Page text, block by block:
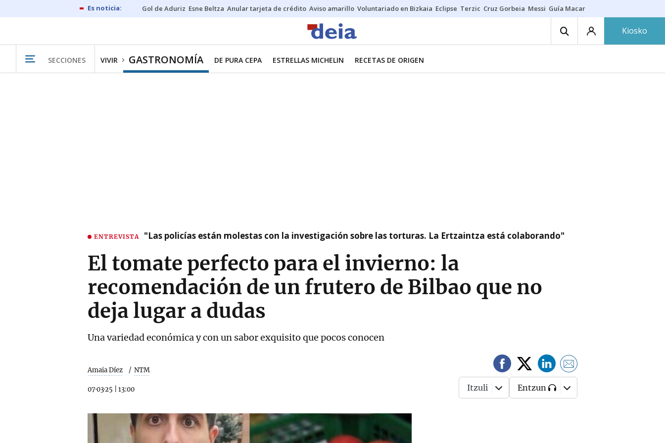
Gol de Aduriz Esne Beltza Anular tarjeta de crédito Aviso amarillo Voluntariado en Bizkaia Eclipse Terzic Cruz Gorbeia Messi Guía Macarfi
Kiosko
SECCIONES VIVIR GASTRONOMÍA DE PURA CEPA ESTRELLAS MICHELIN RECETAS DE ORIGEN
ENTREVISTA "Las policías están molestas con la investigación sobre las torturas. La Ertzaintza está colaborando"
El tomate perfecto para el invierno: la
recomendación de un frutero de Bilbao que no
deja lugar a dudas
Una variedad económica y con un sabor exquisito que pocos conocen
Amaia Díez NTM
07·03·25 13:00 Itzuli Entzun